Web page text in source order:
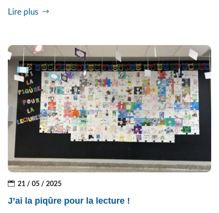
Lire plus
21 / 05 / 2025
J’ai la piqûre pour la lecture !